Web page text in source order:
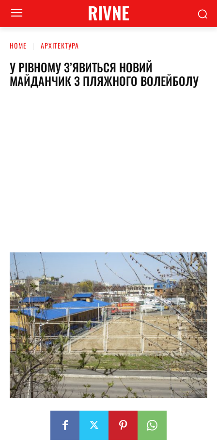
RIVNE
HOME АРХІТЕКТУРА
У РІВНОМУ З’ЯВИТЬСЯ НОВИЙ
МАЙДАНЧИК З ПЛЯЖНОГО ВОЛЕЙБОЛУ